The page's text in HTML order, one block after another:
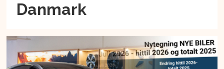
Danmark